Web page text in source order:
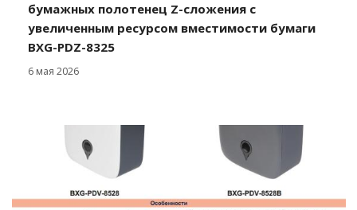
бумажных полотенец Z-сложения с
увеличенным ресурсом вместимости бумаги
BXG-PDZ-8325
6 мая 2026